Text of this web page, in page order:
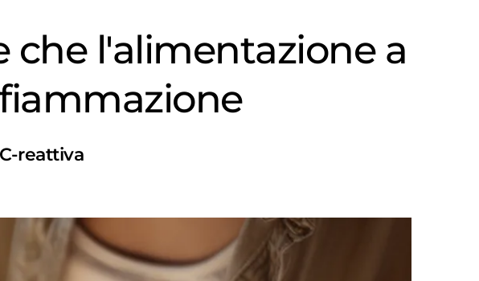
che l'alimentazione a
reattiva